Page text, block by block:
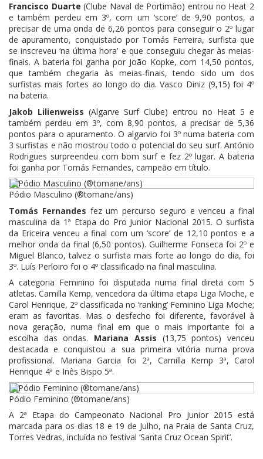
Francisco Duarte (Clube Naval de Portimão) entrou no Heat 2
e também perdeu em 3º, com um ‘score’ de 9,90 pontos, a
precisar de uma onda de 6,26 pontos para conseguir o 2º lugar
de apuramento, conquistado por Tomás Ferreira, surfista que
se inscreveu ‘na última hora’ e que conseguiu chegar às meias-
finais. A bateria foi ganha por João Kopke, com 14,50 pontos,
que também chegaria às meias-finais, tendo sido um dos
surfistas mais fortes ao longo do dia. Vasco Diniz (9,15) foi 4º
na bateria.
Jakob Lilienweiss (Algarve Surf Clube) entrou no Heat 5 e
também perdeu em 3º, com 8,90 pontos, a precisar de 5,36
pontos para o apuramento. O algarvio foi 3º numa bateria com
3 surfistas e não mostrou todo o potencial do seu surf. António
Rodrigues surpreendeu com bom surf e fez 2º lugar. A bateria
foi ganha por Tomás Fernandes, campeão em título.
Pódio Masculino (®tomane/ans)
Tomás Fernandes fez um percurso seguro e venceu a final
masculina da 1ª Etapa do Pro Junior Nacional 2015. O surfista
da Ericeira venceu a final com um ‘score’ de 12,10 pontos e a
melhor onda da final (6,50 pontos). Guilherme Fonseca foi 2º e
Miguel Blanco, talvez o surfista mais forte ao longo do dia, foi
3º. Luís Perloiro foi o 4º classificado na final masculina.
A categoria Feminino foi disputada numa final direta com 5
atletas. Camilla Kemp, vencedora da última etapa Liga Moche, e
Carol Henrique, 2º classificada no ‘ranking’ Feminino Liga Moche;
eram as favoritas. Mas o desfecho foi diferente, favorável à
nova geração, numa final em que o mais importante foi a
escolha das ondas. Mariana Assis (13,75 pontos) venceu
destacada e conquistou a sua primeira vitória numa prova
profissional. Mariana Garcia foi 2ª, Camilla Kemp 3ª, Carol
Henrique 4ª e Inês Bispo 5ª.
Pódio Feminino (®tomane/ans)
A 2ª Etapa do Campeonato Nacional Pro Junior 2015 está
marcada para os dias 18 e 19 de Julho, na Praia de Santa Cruz,
Torres Vedras, incluída no festival ‘Santa Cruz Ocean Spirit’.